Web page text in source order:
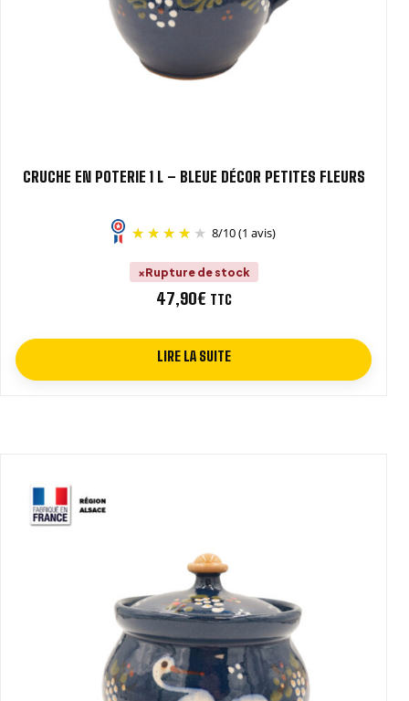
CRUCHE EN POTERIE 1 L – BLEUE DÉCOR PETITES FLEURS
8/10(1 avis)
Rupture de stock
47,90€ TTC
LIRE LA SUITE